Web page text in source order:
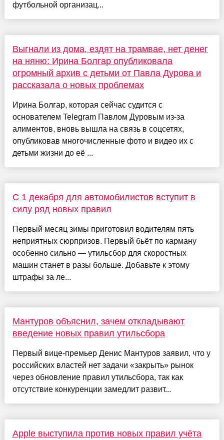
футбольной организац...
Выгнали из дома, ездят на трамвае, нет денег
на няню: Ирина Болгар опубликовала
огромный архив с детьми от Павла Дурова и
рассказала о новых проблемах
Ирина Болгар, которая сейчас судится с
основателем Telegram Павлом Дуровым из-за
алиментов, вновь вышла на связь в соцсетях,
опубликовав многочисленные фото и видео их с
детьми жизни до её ...
С 1 декабря для автомобилистов вступит в
силу ряд новых правил
Первый месяц зимы приготовил водителям пять
неприятных сюрпризов. Первый бьёт по карману
особенно сильно — утильсбор для скоростных
машин станет в разы больше. Добавьте к этому
штрафы за ле...
Мантуров объяснил, зачем откладывают
введение новых правил утильсбора
Первый вице-премьер Денис Мантуров заявил, что у
российских властей нет задачи «закрыть» рынок
через обновление правил утильсбора, так как
отсутствие конкуренции замедлит развит...
Apple выступила против новых правил учёта